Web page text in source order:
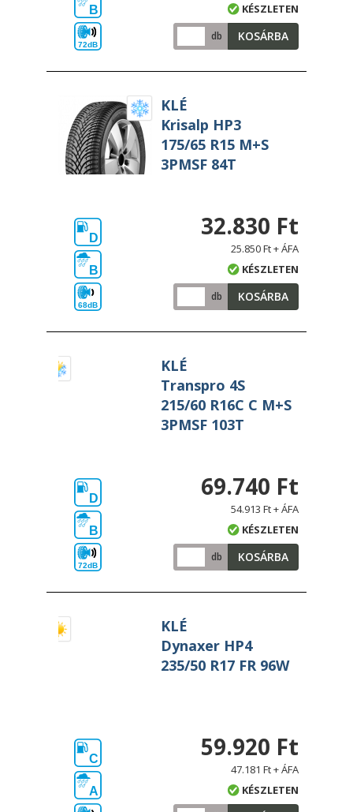
B
72dB
KÉSZLETEN
db KOSÁRBA
KLÉ
Krisalp HP3
175/65 R15 M+S
3PMSF 84T
D
B
68dB
32.830 Ft
25.850 Ft + ÁFA
KÉSZLETEN
db KOSÁRBA
KLÉ
Transpro 4S
215/60 R16C C M+S
3PMSF 103T
D
B
72dB
69.740 Ft
54.913 Ft + ÁFA
KÉSZLETEN
db KOSÁRBA
KLÉ
Dynaxer HP4
235/50 R17 FR 96W
C
A
59.920 Ft
47.181 Ft + ÁFA
KÉSZLETEN